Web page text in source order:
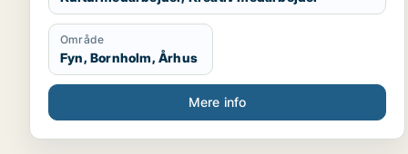
Område
Fyn, Bornholm, Århus
Mere info